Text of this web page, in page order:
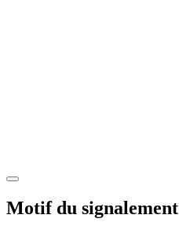
Motif du signalement